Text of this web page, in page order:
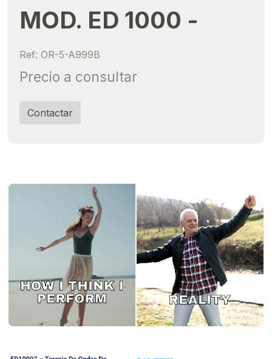
MOD. ED 1000 -
Ref: OR-5-A999B
Precio a consultar
Contactar